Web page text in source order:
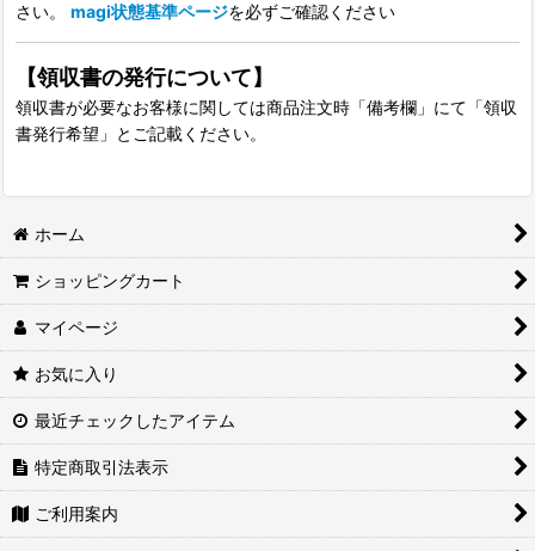
さい。 magi状態基準ページを必ずご確認ください
【領収書の発行について】
領収書が必要なお客様に関しては商品注文時「備考欄」にて「領収
書発行希望」とご記載ください。
ホーム
ショッピングカート
マイページ
お気に入り
最近チェックしたアイテム
特定商取引法表示
ご利用案内